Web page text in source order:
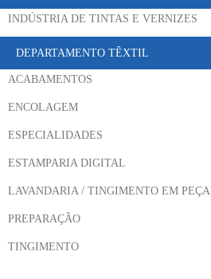
INDÚSTRIA DE TINTAS E VERNIZES
DEPARTAMENTO TÊXTIL
ACABAMENTOS
ENCOLAGEM
ESPECIALIDADES
ESTAMPARIA DIGITAL
LAVANDARIA / TINGIMENTO EM PEÇA
PREPARAÇÃO
TINGIMENTO